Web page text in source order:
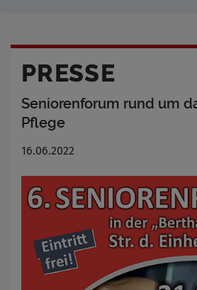
PRESSE
Seniorenforum rund um
Pflege
16.06.2022